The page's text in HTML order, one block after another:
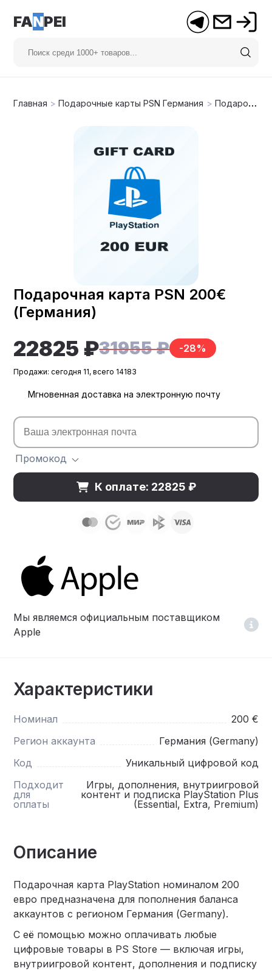
FANPEI
Главная >Подарочные карты PSN Германия >Подарочная карта PSN 200€ (Германия)
Подарочная карта PSN 200€
(Германия)
22825 ₽31955 ₽ -28%
Продажи: сегодня 11, всего 14183
Мгновенная доставка на электронную почту
Промокод
К оплате: 22825 ₽
Мы являемся официальным поставщиком
Apple
Характеристики
Номинал
200 €
Регион аккаунта
Германия (Germany)
Код
Уникальный цифровой код
Подходит
для
оплаты
Игры, дополнения, внутриигровой
контент и подписка PlayStation Plus
(Essential, Extra, Premium)
Описание
Подарочная карта PlayStation номиналом 200
евро предназначена для пополнения баланса
аккаунтов с регионом Германия (Germany).
С её помощью можно оплачивать любые
цифровые товары в PS Store — включая игры,
внутриигровой контент, дополнения и подписку